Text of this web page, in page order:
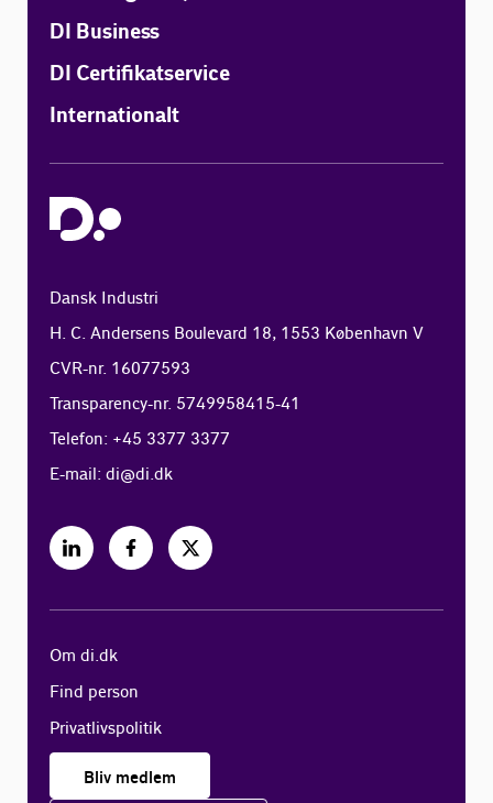
DI Business
DI Certifikatservice
Internationalt
Dansk Industri
H. C. Andersens Boulevard 18, 1553 København V
CVR-nr. 16077593
Transparency-nr. 5749958415-41
Telefon: +45 3377 3377
E-mail:di@di.dk
Om di.dk
Find person
Privatlivspolitik
Bliv medlem